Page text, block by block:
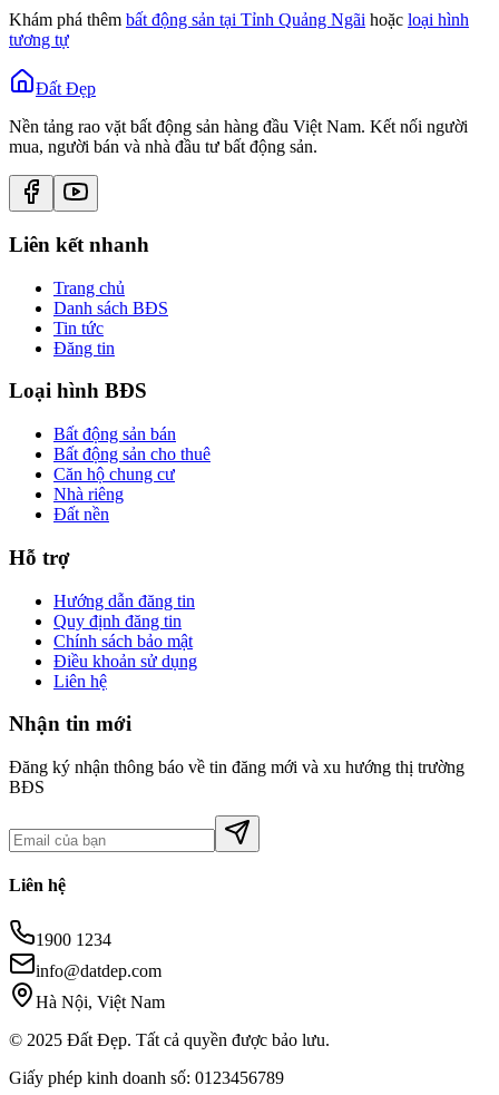
Khám phá thêm bất động sản tại Tỉnh Quảng Ngãi hoặc loại hình
tương tự
Đất Đẹp
Nền tảng rao vặt bất động sản hàng đầu Việt Nam. Kết nối người
mua, người bán và nhà đầu tư bất động sản.
Liên kết nhanh
Trang chủ
Danh sách BĐS
Tin tức
Đăng tin
Loại hình BĐS
Bất động sản bán
Bất động sản cho thuê
Căn hộ chung cư
Nhà riêng
Đất nền
Hỗ trợ
Hướng dẫn đăng tin
Quy định đăng tin
Chính sách bảo mật
Điều khoản sử dụng
Liên hệ
Nhận tin mới
Đăng ký nhận thông báo về tin đăng mới và xu hướng thị trường
BĐS
Liên hệ
1900 1234
info@datdep.com
Hà Nội, Việt Nam
© 2025 Đất Đẹp. Tất cả quyền được bảo lưu.
Giấy phép kinh doanh số: 0123456789